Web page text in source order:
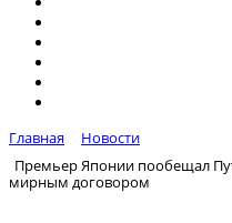
Главная
Новости
Премьер Японии пообещал
мирным договором